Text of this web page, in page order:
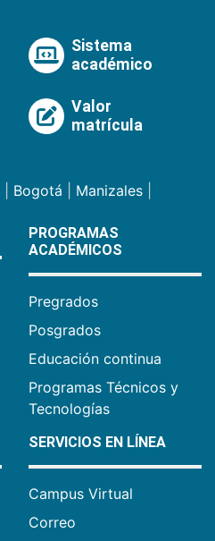
Sistema
académico
Valor
matrícula
Bogotá Manizales
PROGRAMAS
ACADÉMICOS
Pregrados
Posgrados
Educación continua
Programas Técnicos y
Tecnologías
SERVICIOS EN LÍNEA
Campus Virtual
Correo